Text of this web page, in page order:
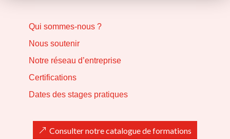
Qui sommes-nous ?
Nous soutenir
Notre réseau d’entreprise
Certifications
Dates des stages pratiques
Consulter notre catalogue de formations